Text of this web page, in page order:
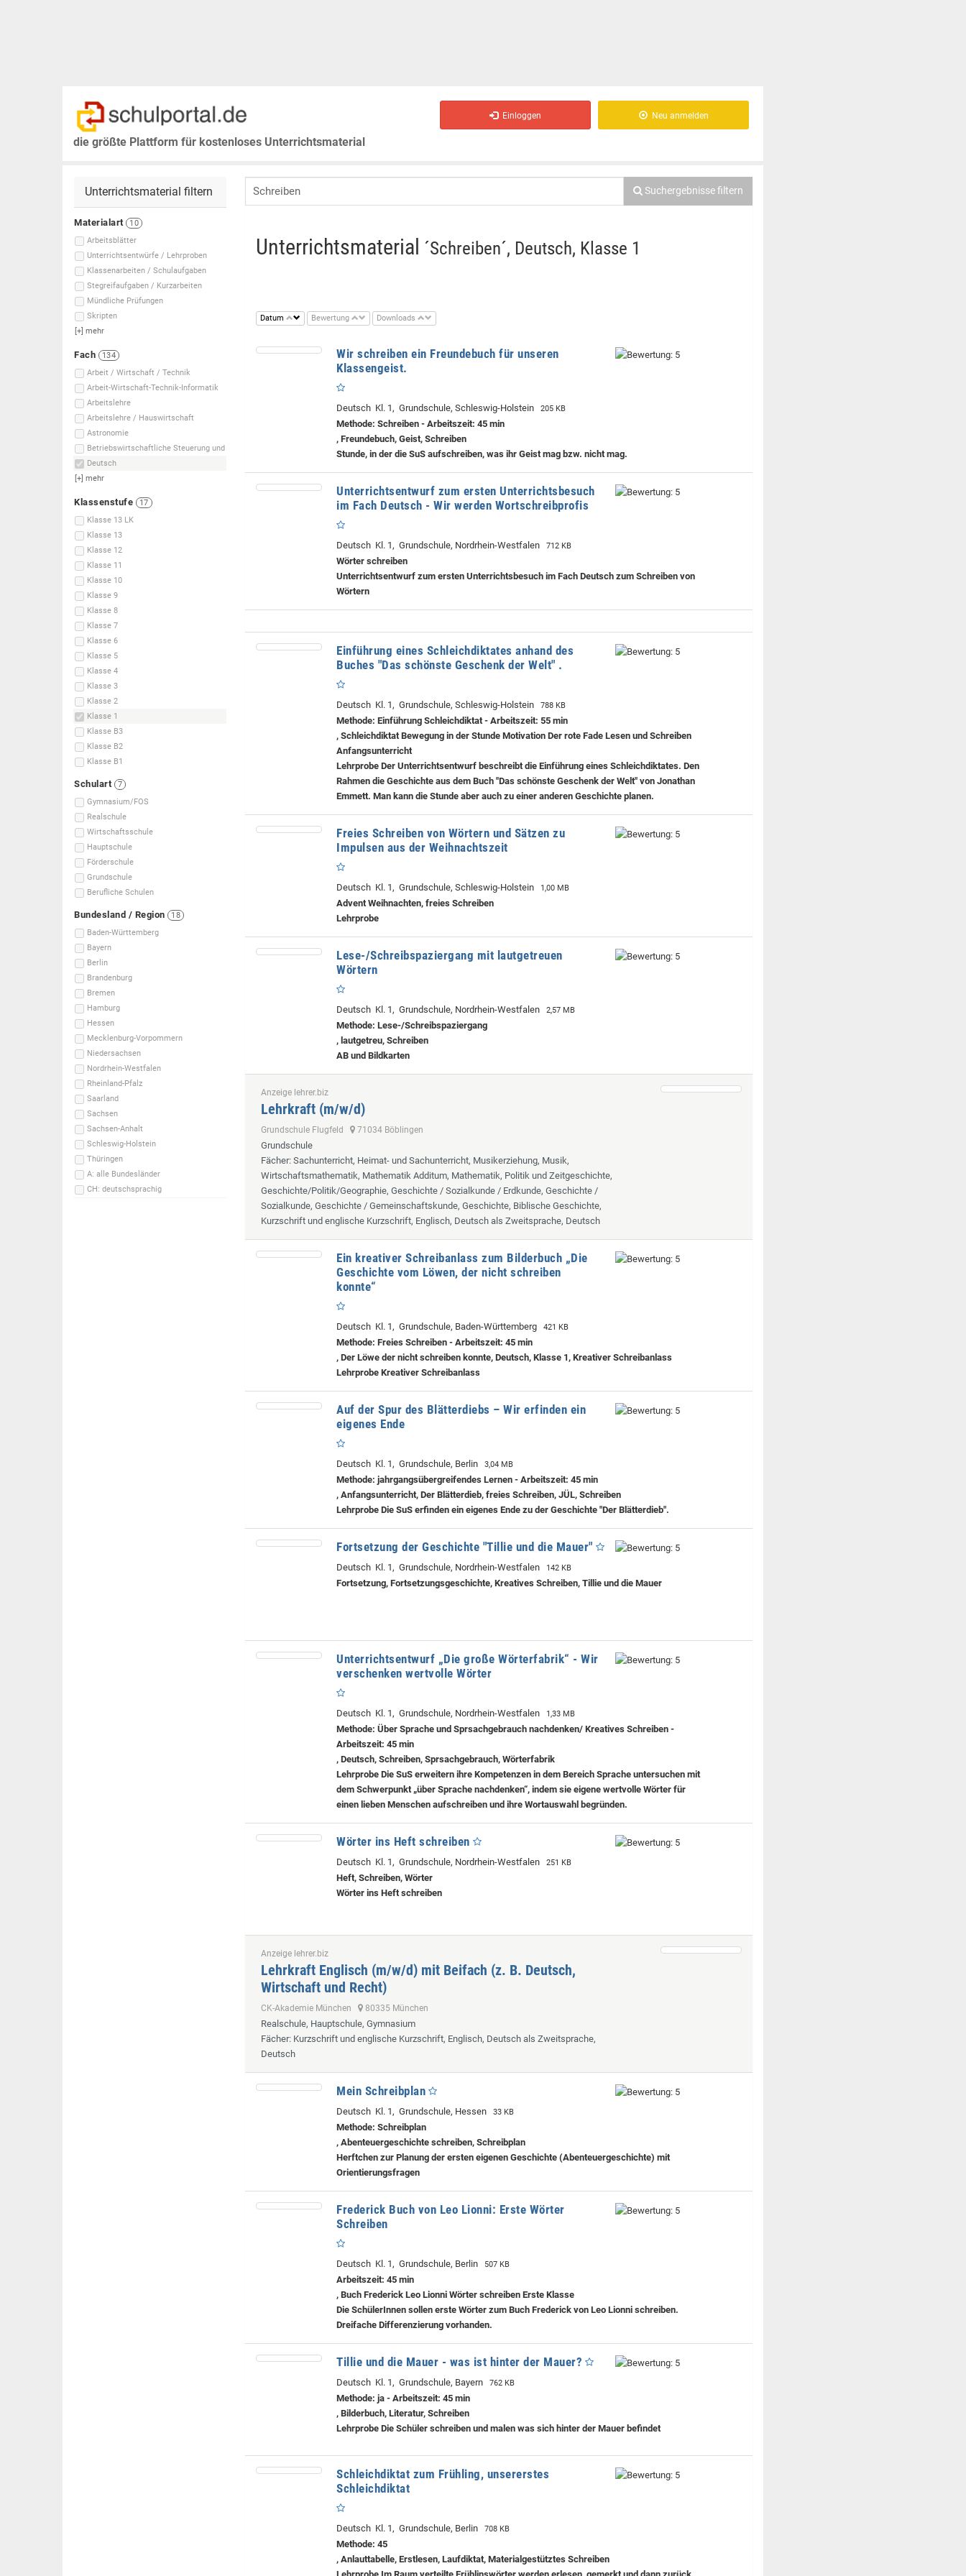
die größte Plattform für kostenloses Unterrichtsmaterial
Einloggen Neu anmelden
Unterrichtsmaterial filtern
Materialart
10
Arbeitsblätter
Unterrichtsentwürfe / Lehrproben
Klassenarbeiten / Schulaufgaben
Stegreifaufgaben / Kurzarbeiten
Mündliche Prüfungen
Skripten
[+] mehr
Fach
134
Arbeit / Wirtschaft / Technik
Arbeit-Wirtschaft-Technik-Informatik
Arbeitslehre
Arbeitslehre / Hauswirtschaft
Astronomie
Betriebswirtschaftliche Steuerung und
Deutsch
[+] mehr
Klassenstufe
17
Klasse 13 LK
Klasse 13
Klasse 12
Klasse 11
Klasse 10
Klasse 9
Klasse 8
Klasse 7
Klasse 6
Klasse 5
Klasse 4
Klasse 3
Klasse 2
Klasse 1
Klasse B3
Klasse B2
Klasse B1
Schulart
7
Gymnasium/FOS
Realschule
Wirtschaftsschule
Hauptschule
Förderschule
Grundschule
Berufliche Schulen
Bundesland / Region
18
Baden-Württemberg
Bayern
Berlin
Brandenburg
Bremen
Hamburg
Hessen
Mecklenburg-Vorpommern
Niedersachsen
Nordrhein-Westfalen
Rheinland-Pfalz
Saarland
Sachsen
Sachsen-Anhalt
Schleswig-Holstein
Thüringen
A: alle Bundesländer
CH: deutschsprachig
Suchergebnisse filtern
Unterrichtsmaterial ´Schreiben´, Deutsch, Klasse 1
Datum Bewertung Downloads
Wir schreiben ein Freundebuch für unseren
Klassengeist.
Deutsch Kl. 1, Grundschule, Schleswig-Holstein 205 KB
Methode: Schreiben - Arbeitszeit: 45 min
, Freundebuch, Geist, Schreiben
Stunde, in der die SuS aufschreiben, was ihr Geist mag bzw. nicht mag.
Unterrichtsentwurf zum ersten Unterrichtsbesuch
im Fach Deutsch - Wir werden Wortschreibprofis
Deutsch Kl. 1, Grundschule, Nordrhein-Westfalen 712 KB
Wörter schreiben
Unterrichtsentwurf zum ersten Unterrichtsbesuch im Fach Deutsch zum Schreiben von
Wörtern
Einführung eines Schleichdiktates anhand des
Buches "Das schönste Geschenk der Welt" .
Deutsch Kl. 1, Grundschule, Schleswig-Holstein 788 KB
Methode: Einführung Schleichdiktat - Arbeitszeit: 55 min
, Schleichdiktat Bewegung in der Stunde Motivation Der rote Fade Lesen und Schreiben
Anfangsunterricht
Lehrprobe Der Unterrichtsentwurf beschreibt die Einführung eines Schleichdiktates. Den
Rahmen die Geschichte aus dem Buch "Das schönste Geschenk der Welt" von Jonathan
Emmett. Man kann die Stunde aber auch zu einer anderen Geschichte planen.
Freies Schreiben von Wörtern und Sätzen zu
Impulsen aus der Weihnachtszeit
Deutsch Kl. 1, Grundschule, Schleswig-Holstein 1,00 MB
Advent Weihnachten, freies Schreiben
Lehrprobe
Lese-/Schreibspaziergang mit lautgetreuen
Wörtern
Deutsch Kl. 1, Grundschule, Nordrhein-Westfalen 2,57 MB
Methode: Lese-/Schreibspaziergang
, lautgetreu, Schreiben
AB und Bildkarten
Anzeige lehrer.biz
Lehrkraft (m/w/d)
Grundschule Flugfeld 71034 Böblingen
Grundschule
Fächer: Sachunterricht, Heimat- und Sachunterricht, Musikerziehung, Musik,
Wirtschaftsmathematik, Mathematik Additum, Mathematik, Politik und Zeitgeschichte,
Geschichte/Politik/Geographie, Geschichte / Sozialkunde / Erdkunde, Geschichte /
Sozialkunde, Geschichte / Gemeinschaftskunde, Geschichte, Biblische Geschichte,
Kurzschrift und englische Kurzschrift, Englisch, Deutsch als Zweitsprache, Deutsch
Ein kreativer Schreibanlass zum Bilderbuch „Die
Geschichte vom Löwen, der nicht schreiben
konnte“
Deutsch Kl. 1, Grundschule, Baden-Württemberg 421 KB
Methode: Freies Schreiben - Arbeitszeit: 45 min
, Der Löwe der nicht schreiben konnte, Deutsch, Klasse 1, Kreativer Schreibanlass
Lehrprobe Kreativer Schreibanlass
Auf der Spur des Blätterdiebs – Wir erfinden ein
eigenes Ende
Deutsch Kl. 1, Grundschule, Berlin 3,04 MB
Methode: jahrgangsübergreifendes Lernen - Arbeitszeit: 45 min
, Anfangsunterricht, Der Blätterdieb, freies Schreiben, JÜL, Schreiben
Lehrprobe Die SuS erfinden ein eigenes Ende zu der Geschichte "Der Blätterdieb".
Fortsetzung der Geschichte "Tillie und die Mauer"
Deutsch Kl. 1, Grundschule, Nordrhein-Westfalen 142 KB
Fortsetzung, Fortsetzungsgeschichte, Kreatives Schreiben, Tillie und die Mauer
Unterrichtsentwurf „Die große Wörterfabrik“ - Wir
verschenken wertvolle Wörter
Deutsch Kl. 1, Grundschule, Nordrhein-Westfalen 1,33 MB
Methode: Über Sprache und Sprsachgebrauch nachdenken/ Kreatives Schreiben -
Arbeitszeit: 45 min
, Deutsch, Schreiben, Sprsachgebrauch, Wörterfabrik
Lehrprobe Die SuS erweitern ihre Kompetenzen in dem Bereich Sprache untersuchen mit
dem Schwerpunkt „über Sprache nachdenken“, indem sie eigene wertvolle Wörter für
einen lieben Menschen aufschreiben und ihre Wortauswahl begründen.
Wörter ins Heft schreiben
Deutsch Kl. 1, Grundschule, Nordrhein-Westfalen 251 KB
Heft, Schreiben, Wörter
Wörter ins Heft schreiben
Anzeige lehrer.biz
Lehrkraft Englisch (m/w/d) mit Beifach (z. B. Deutsch,
Wirtschaft und Recht)
CK-Akademie München 80335 München
Realschule, Hauptschule, Gymnasium
Fächer: Kurzschrift und englische Kurzschrift, Englisch, Deutsch als Zweitsprache,
Deutsch
Mein Schreibplan
Deutsch Kl. 1, Grundschule, Hessen 33 KB
Methode: Schreibplan
, Abenteuergeschichte schreiben, Schreibplan
Herftchen zur Planung der ersten eigenen Geschichte (Abenteuergeschichte) mit
Orientierungsfragen
Frederick Buch von Leo Lionni: Erste Wörter
Schreiben
Deutsch Kl. 1, Grundschule, Berlin 507 KB
Arbeitszeit: 45 min
, Buch Frederick Leo Lionni Wörter schreiben Erste Klasse
Die SchülerInnen sollen erste Wörter zum Buch Frederick von Leo Lionni schreiben.
Dreifache Differenzierung vorhanden.
Tillie und die Mauer - was ist hinter der Mauer?
Deutsch Kl. 1, Grundschule, Bayern 762 KB
Methode: ja - Arbeitszeit: 45 min
, Bilderbuch, Literatur, Schreiben
Lehrprobe Die Schüler schreiben und malen was sich hinter der Mauer befindet
Schleichdiktat zum Frühling, unsererstes
Schleichdiktat
Deutsch Kl. 1, Grundschule, Berlin 708 KB
Methode: 45
, Anlauttabelle, Erstlesen, Laufdiktat, Materialgestütztes Schreiben